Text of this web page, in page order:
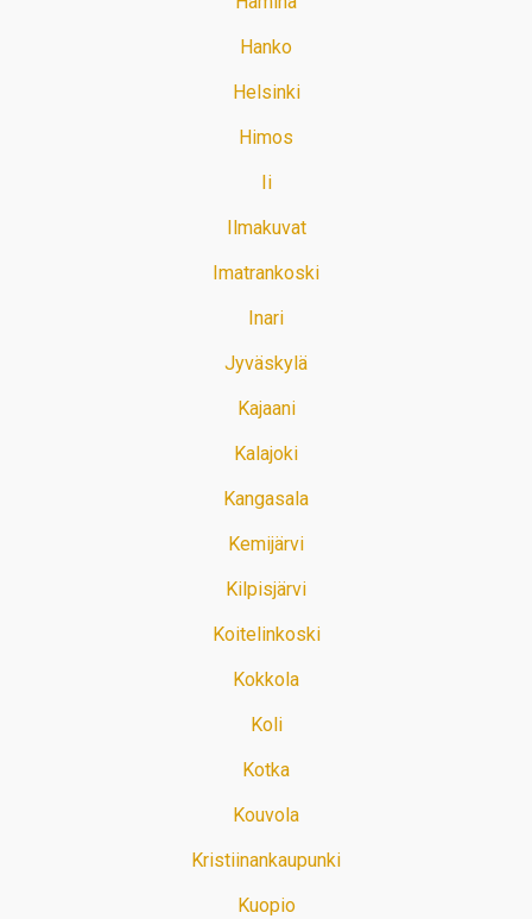
Hanko
Helsinki
Himos
Ii
Ilmakuvat
Imatrankoski
Inari
Jyväskylä
Kajaani
Kalajoki
Kangasala
Kemijärvi
Kilpisjärvi
Koitelinkoski
Kokkola
Koli
Kotka
Kouvola
Kristiinankaupunki
Kuopio